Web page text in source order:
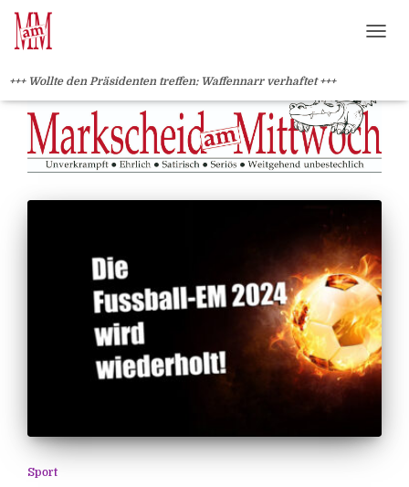
+++ Wollte den Präsidenten treffen: Waffennarr verhaftet +++
Sport